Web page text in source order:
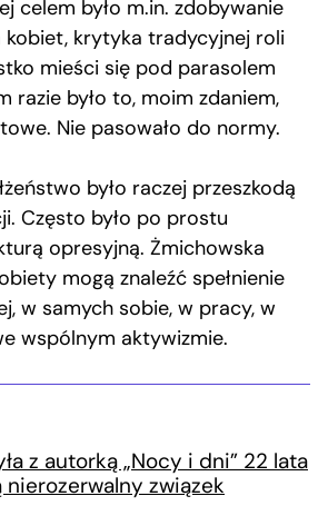
celem było m.in. zdobywanie
kobiet, krytyka tradycyjnej roli
mieści się pod parasolem
razie było to, moim zdaniem,
Nie pasowało do normy.
było raczej przeszkodą
Często było po prostu
opresyjną. Żmichowska
mogą znaleźć spełnienie
w samych sobie, w pracy, w
wspólnym aktywizmie.
z autorką „Nocy i dni” 22 lata
nierozerwalny związek